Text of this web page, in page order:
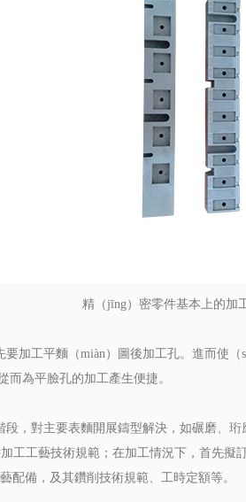
精（jīng）密零件基本上的加
加工平麵（miàn）圖後加工孔。進而使
而為平臉孔的加工產生便捷。
，對主要表麵開展鑄型解決，如碾磨、
工工藝技術規範；在加工情況下，首先
配備，及其鑽削技術規範、工時定額等。